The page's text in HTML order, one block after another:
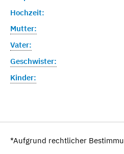
Hochzeit:
Mutter:
Vater:
Geschwister:
Kinder:
*Aufgrund rechtlicher